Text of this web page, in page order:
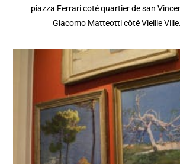
piazza Ferrari coté quartier de san
Giacomo Matteotti côté Vieille Ville.